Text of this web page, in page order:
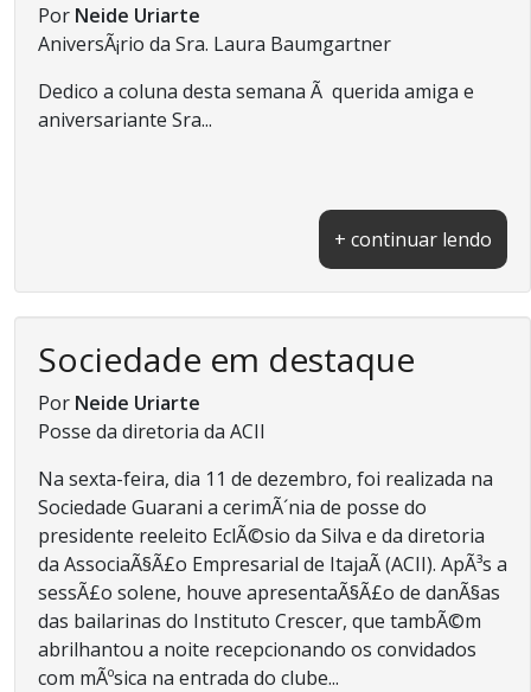
Por Neide Uriarte
AniversÃ¡rio da Sra. Laura Baumgartner
Dedico a coluna desta semana Ã querida amiga e
aniversariante Sra...
+ continuar lendo
Sociedade em destaque
Por Neide Uriarte
Posse da diretoria da ACII
Na sexta-feira, dia 11 de dezembro, foi realizada na
Sociedade Guarani a cerimÃ´nia de posse do
presidente reeleito EclÃ©sio da Silva e da diretoria
da AssociaÃ§Ã£o Empresarial de ItajaÃ­ (ACII). ApÃ³s a
sessÃ£o solene, houve apresentaÃ§Ã£o de danÃ§as
das bailarinas do Instituto Crescer, que tambÃ©m
abrilhantou a noite recepcionando os convidados
com mÃºsica na entrada do clube...